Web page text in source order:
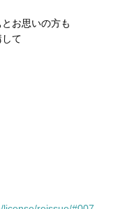
お思いの方も
て